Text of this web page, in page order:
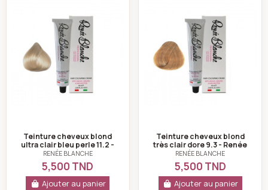
Teinture cheveux blond
ultra clair bleu perle 11.2 -
Renée blanche
RENÉE BLANCHE
5,500 TND
Ajouter au panier
Teinture cheveux blond
très clair dore 9.3 - Renée
blanche
RENÉE BLANCHE
5,500 TND
Ajouter au panier